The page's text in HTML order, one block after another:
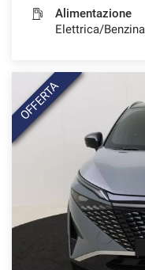
Alimentazione
Elettrica/Benzina
OFFERTA